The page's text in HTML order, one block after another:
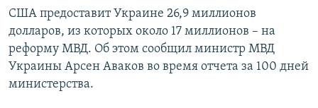
Все сайты RFE/RL
США предоставит Украине 26,9 миллионов
долларов, из которых около 17 миллионов – на
реформу МВД. Об этом сообщил министр МВД
Украины Арсен Аваков во время отчета за 100 дней
министерства.